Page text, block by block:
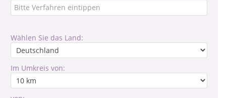
Wählen Sie das Land:
Im Umkreis von: